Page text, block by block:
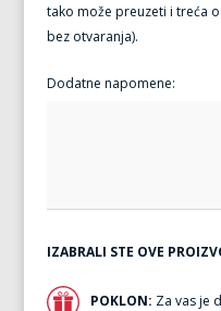
tako može preuzeti i treća
bez otvaranja).
Dodatne napomene:
IZABRALI STE OVE
POKLON: Za vas je